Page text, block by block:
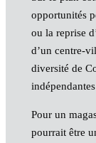
opportunités
ou la reprise
d’un centre-
diversité de
Pour un
pourrait être